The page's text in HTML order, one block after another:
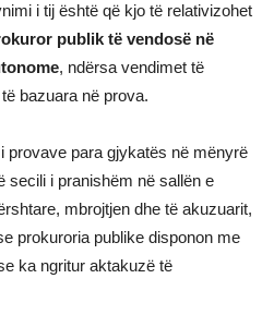
i tij është që kjo të relativizohet
publik të vendosë në
, ndërsa vendimet të
bazuara në prova.
provave para gjykatës në mënyrë
secili i pranishëm në sallën e
mbrojtjen dhe të akuzuarit,
prokuroria publike disponon me
ka ngritur aktakuzë të